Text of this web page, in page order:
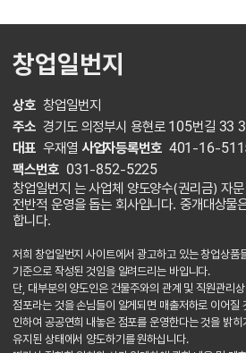
창업일번지
상호 창업일번지
주소 경기도 의정부시 용현로 105번길 33
대표 우재열 사업자등록번호 401-16-
팩스번호 031-852-5225
창업일번지 는 사업체 양도양수(권리금) 자
전반적 운영을 돕는 회사입니다. 중개대상물
합니다.
저희 창업일번지 사이트에서 광고하고 있는 창업상품
기준으로 작성된 것임을 알려드리는 바입니다.
단, 대부분의 양도인은 건물주와의 관계 및 직원관리
점포라는 것을 손님들이 알게되면 매출저하로 이어질
인하여 공공연희 내놓은 점포를 운영한다는 것을 밝히
유지된 상태에서 양도하기를 원하십니다.